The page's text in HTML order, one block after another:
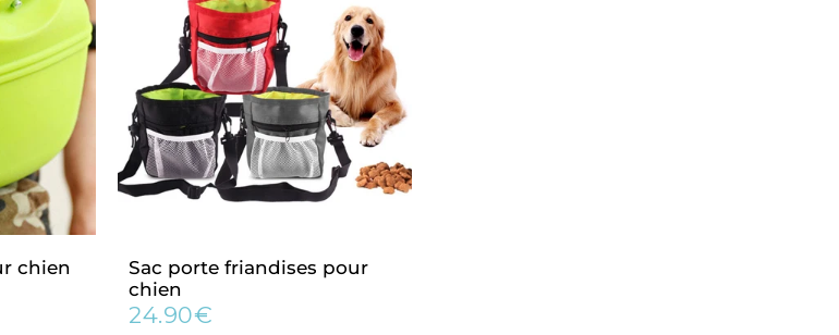
chien
Sac porte friandises pour
chien
Prix
24.90€